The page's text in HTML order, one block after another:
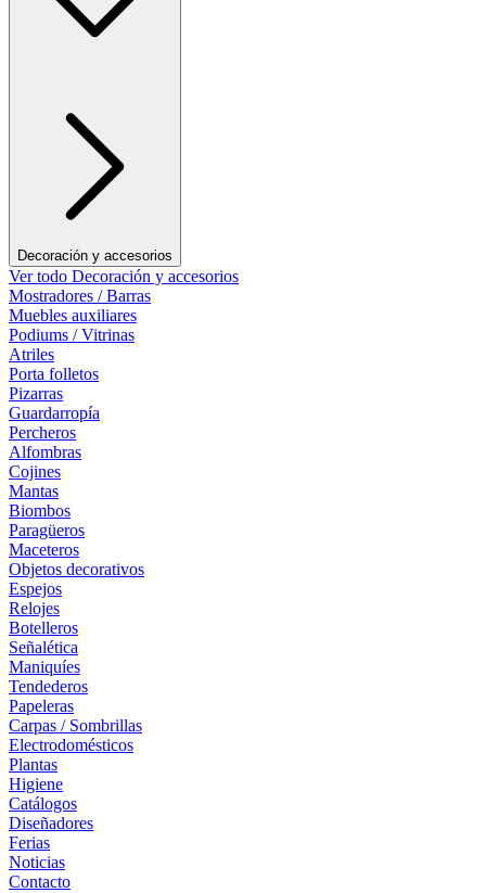
Decoración y accesorios
Ver todo Decoración y accesorios
Mostradores / Barras
Muebles auxiliares
Podiums / Vitrinas
Atriles
Porta folletos
Pizarras
Guardarropía
Percheros
Alfombras
Cojines
Mantas
Biombos
Paragüeros
Maceteros
Objetos decorativos
Espejos
Relojes
Botelleros
Señalética
Maniquíes
Tendederos
Papeleras
Carpas / Sombrillas
Electrodomésticos
Plantas
Higiene
Catálogos
Diseñadores
Ferias
Noticias
Contacto